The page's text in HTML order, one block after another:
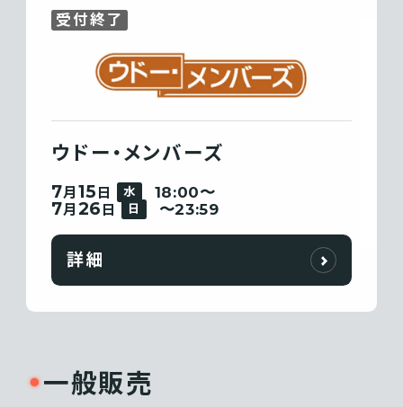
受付終了
ウドー・メンバーズ
7月 15 日 水 18:00〜
7月 26 日 日 〜23:59
詳細
一般販売